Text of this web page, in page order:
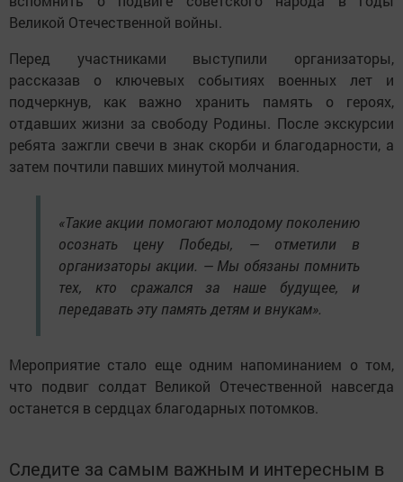
Великой Отечественной войны.
Перед участниками выступили организаторы,
рассказав о ключевых событиях военных лет и
подчеркнув, как важно хранить память о героях,
отдавших жизни за свободу Родины. После экскурсии
ребята зажгли свечи в знак скорби и благодарности, а
затем почтили павших минутой молчания.
«Такие акции помогают молодому поколению
осознать цену Победы, — отметили в
организаторы акции. — Мы обязаны помнить
тех, кто сражался за наше будущее, и
передавать эту память детям и внукам».
Мероприятие стало еще одним напоминанием о том,
что подвиг солдат Великой Отечественной навсегда
останется в сердцах благодарных потомков.
Следите за самым важным и интересным в